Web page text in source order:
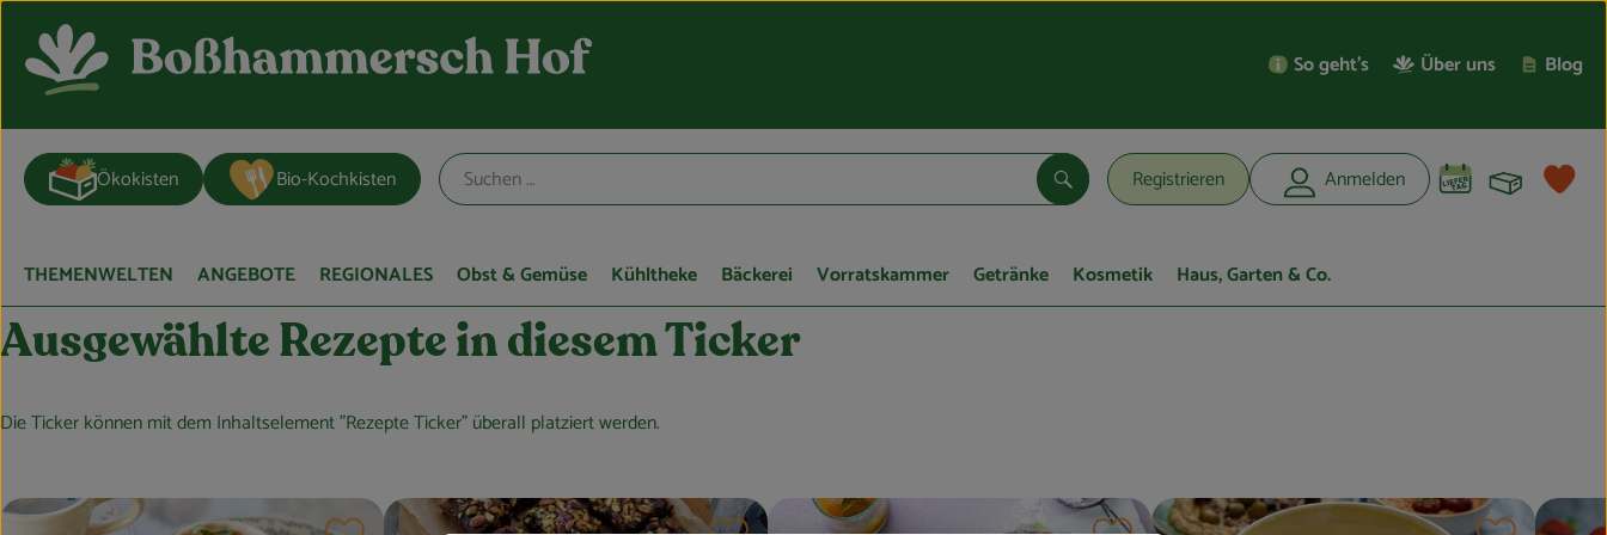
So geht’s Über uns Blog
Registrieren Anmelden
Suchen
Ökokisten Bio-Kochkisten
THEMENWELTEN ANGEBOTE REGIONALES Obst & Gemüse Kühltheke Bäckerei Vorratskammer Getränke Kosmetik Haus, Garten & Co.
Ausgewählte Rezepte in diesem Ticker
Die Ticker können mit dem Inhaltselement "Rezepte Ticker" überall platziert werden.